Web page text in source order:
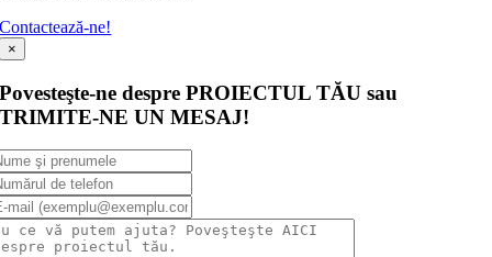
Contactează-ne!
×
Povesteşte-ne despre PROIECTUL TĂU sau
TRIMITE-NE UN MESAJ!